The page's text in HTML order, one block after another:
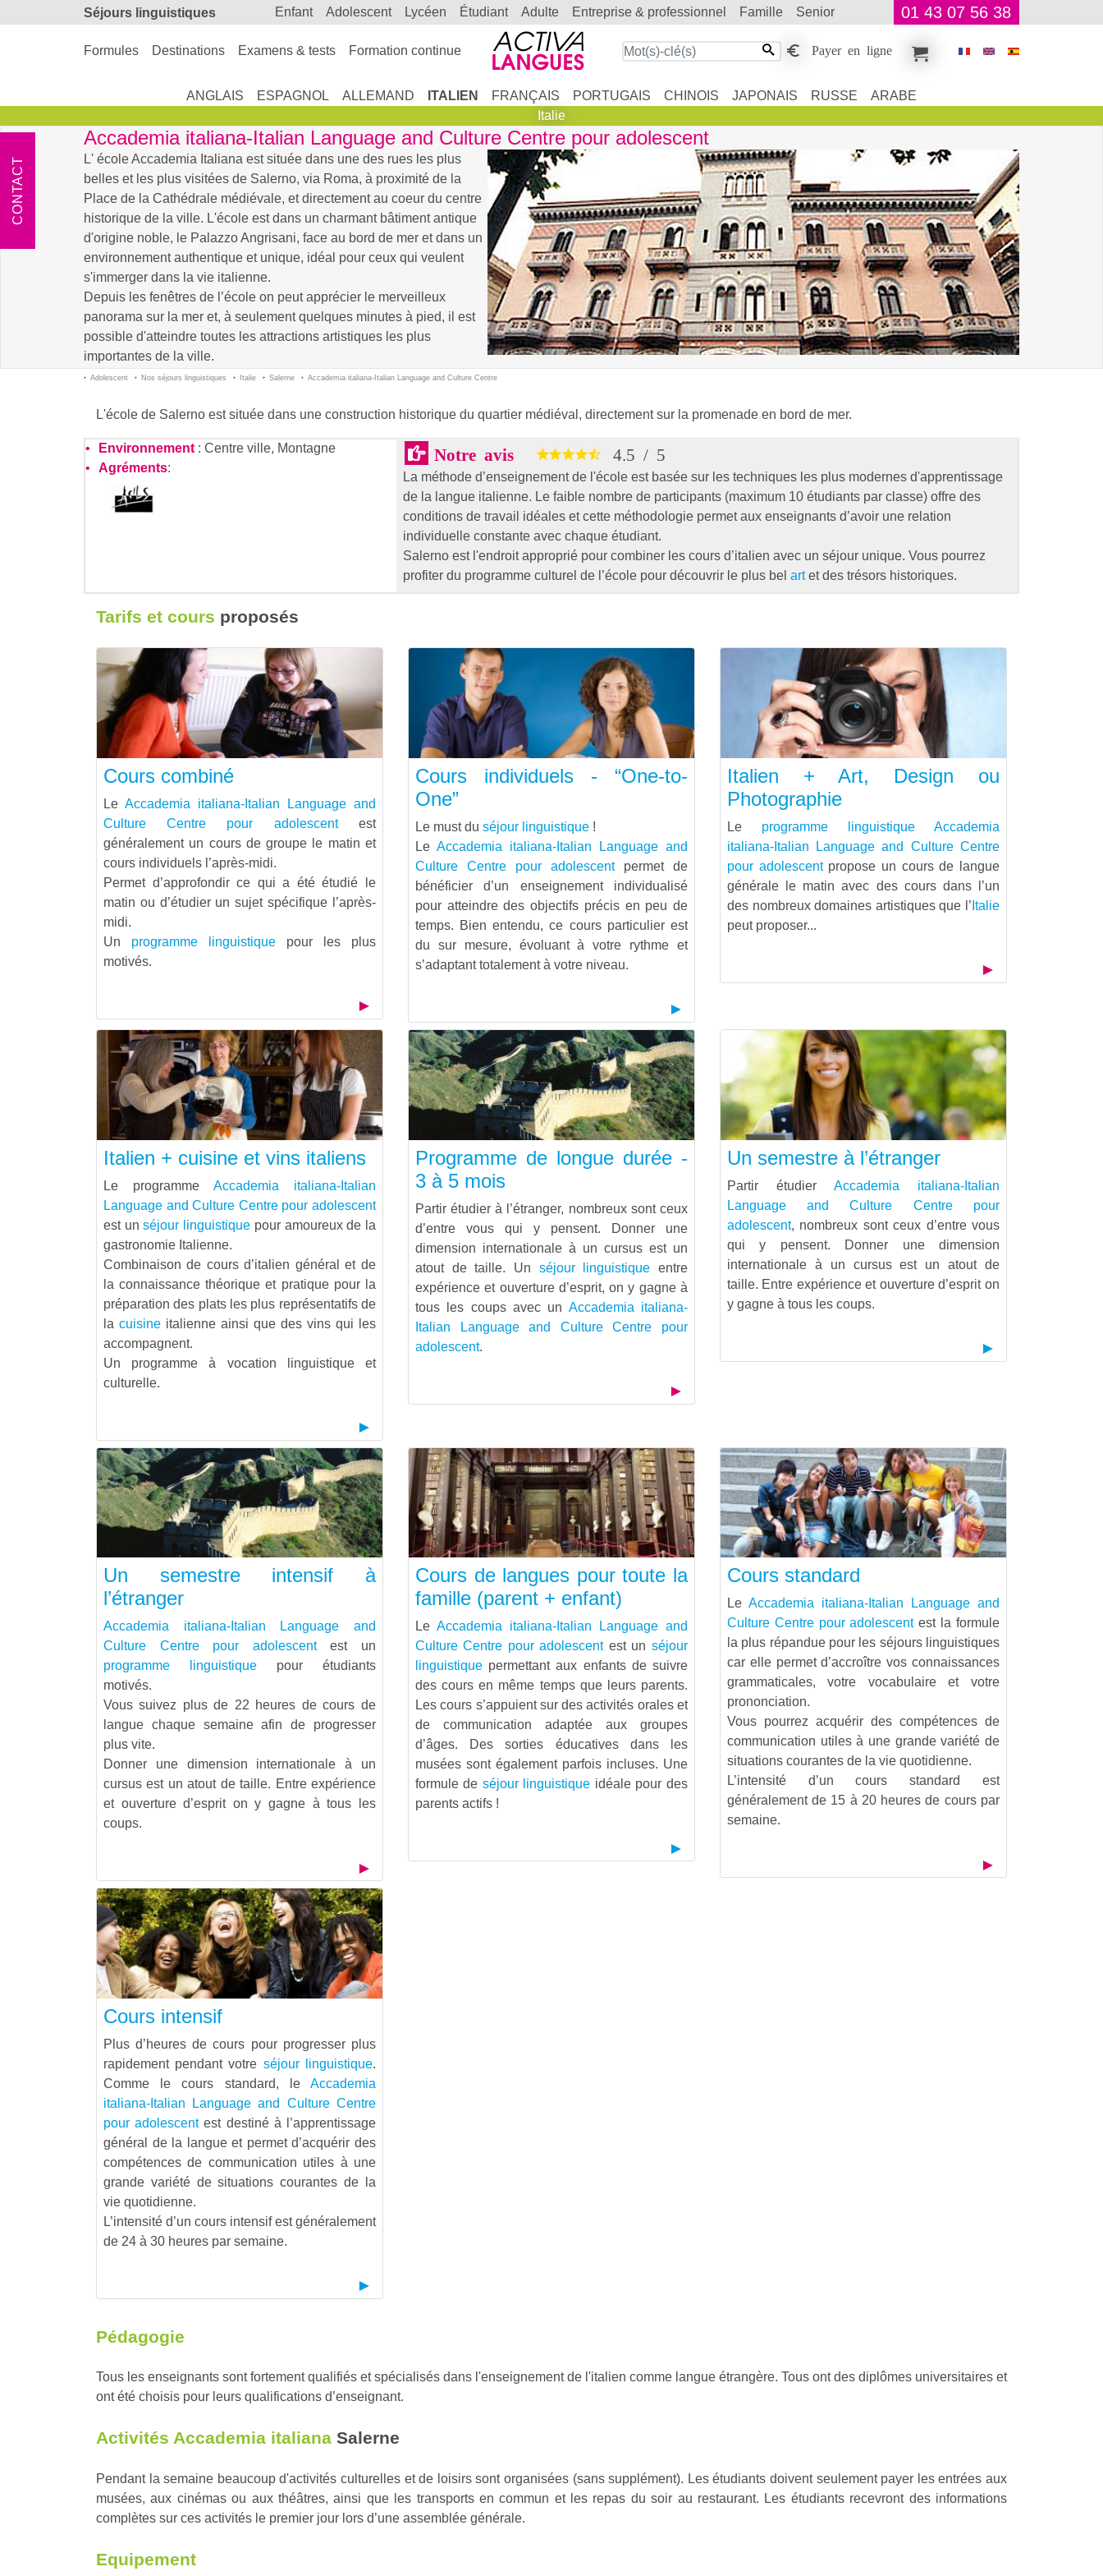
Séjours linguistiques enfant adolescent lycéen étudiant adulte entreprise & professionnel famille senior 01 43 07 56 38
Formules Destinations Examens & tests Formation continue Payer en ligne
ANGLAIS ESPAGNOL ALLEMAND ITALIEN FRANÇAIS PORTUGAIS CHINOIS JAPONAIS RUSSE
ARABE
Italie
Accademia italiana-Italian Language and Culture Centre pour adolescent
L' école Accademia Italiana est située dans une des rues les plus
belles et les plus visitées de Salerno, via Roma, à proximité de la
Place de la Cathédrale médiévale, et directement au coeur du centre
historique de la ville. L'école est dans un charmant bâtiment antique
d'origine noble, le Palazzo Angrisani, face au bord de mer et dans un
environnement authentique et unique, idéal pour ceux qui veulent
s'immerger dans la vie italienne.
Depuis les fenêtres de l’école on peut apprécier le merveilleux
panorama sur la mer et, à seulement quelques minutes à pied, il est
possible d'atteindre toutes les attractions artistiques les plus
importantes de la ville.
Adolescent Nos séjours linguistiques Italie Salerne Accademia italiana-Italian Language and Culture Centre
L'école de Salerno est située dans une construction historique du quartier médiéval, directement sur la promenade en bord de mer.
Environnement: Centre ville, Montagne
Agréments:
Notre avis 4.5 / 5
La méthode d’enseignement de l'école est basée sur les techniques les plus modernes d'apprentissage
de la langue italienne. Le faible nombre de participants (maximum 10 étudiants par classe) offre des
conditions de travail idéales et cette méthodologie permet aux enseignants d’avoir une relation
individuelle constante avec chaque étudiant.
Salerno est l'endroit approprié pour combiner les cours d’italien avec un séjour unique. Vous pourrez
profiter du programme culturel de l’école pour découvrir le plus bel artet des trésors historiques.
Tarifs et cours proposés
Cours combiné
Le Accademia italiana-Italian Language and
Culture Centre pour adolescentest
généralement un cours de groupe le matin et
cours individuels l’après-midi.
Permet d’approfondir ce qui a été étudié le
matin ou d’étudier un sujet spécifique l’après-
midi.
Un programme linguistique pour les plus
motivés.
Cours individuels - “One-to-
One”
Le must du séjour linguistique!
Le Accademia italiana-Italian Language and
Culture Centre pour adolescentpermet de
bénéficier d’un enseignement individualisé
pour atteindre des objectifs précis en peu de
temps. Bien entendu, ce cours particulier est
du sur mesure, évoluant à votre rythme et
s’adaptant totalement à votre niveau.
Italien + Art, Design ou
Photographie
Le programme linguistique
Accademia
italiana-Italian Language and Culture Centre
pour adolescentpropose un cours de langue
générale le matin avec des cours dans l’un
des nombreux domaines artistiques que l’ Italie
peut proposer...
Italien + cuisine et vins italiens
Le programme Accademia italiana-Italian
Language and Culture Centre pour adolescent
est unséjour linguistique pour amoureux de la
gastronomie Italienne.
Combinaison de cours d’italien général et de
la connaissance théorique et pratique pour la
préparation des plats les plus représentatifs de
la cuisine italienne ainsi que des vins qui les
accompagnent.
Un programme à vocation linguistique et
culturelle.
Programme de longue durée -
3 à 5 mois
Partir étudier à l’étranger, nombreux sont ceux
d’entre vous qui y pensent. Donner une
dimension internationale à un cursus est un
atout de taille. Un séjour linguistique entre
expérience et ouverture d’esprit, on y gagne à
tous les coups avec un Accademia italiana-
Italian Language and Culture Centre pour
adolescent.
Un semestre à l’étranger
Partir étudier Accademia italiana-Italian
Language and Culture Centre pour
adolescent, nombreux sont ceux d’entre vous
qui y pensent. Donner une dimension
internationale à un cursus est un atout de
taille. Entre expérience et ouverture d’esprit on
y gagne à tous les coups.
Un semestre intensif à
l’étranger
Accademia italiana-Italian Language and
Culture Centre pour adolescentest un
programme linguistique pour étudiants
motivés.
Vous suivez plus de 22 heures de cours de
langue chaque semaine afin de progresser
plus vite.
Donner une dimension internationale à un
cursus est un atout de taille. Entre expérience
et ouverture d’esprit on y gagne à tous les
coups.
Cours de langues pour toute la
famille (parent + enfant)
Le Accademia italiana-Italian Language and
Culture Centre pour adolescentest un séjour
linguistiquepermettant aux enfants de suivre
des cours en même temps que leurs parents.
Les cours s’appuient sur des activités orales et
de communication adaptée aux groupes
d’âges. Des sorties éducatives dans les
musées sont également parfois incluses. Une
formule de séjour linguistique idéale pour des
parents actifs !
Cours standard
Le Accademia italiana-Italian Language and
Culture Centre pour adolescentest la formule
la plus répandue pour les séjours linguistiques
car elle permet d’accroître vos connaissances
grammaticales, votre vocabulaire et votre
prononciation.
Vous pourrez acquérir des compétences de
communication utiles à une grande variété de
situations courantes de la vie quotidienne.
L’intensité d’un cours standard est
généralement de 15 à 20 heures de cours par
semaine.
Cours intensif
Plus d’heures de cours pour progresser plus
rapidement pendant votre séjour linguistique.
Comme le cours standard, le Accademia
italiana-Italian Language and Culture Centre
pour adolescentest destiné à l’apprentissage
général de la langue et permet d’acquérir des
compétences de communication utiles à une
grande variété de situations courantes de la
vie quotidienne.
L’intensité d’un cours intensif est généralement
de 24 à 30 heures par semaine.
Pédagogie
Tous les enseignants sont fortement qualifiés et spécialisés dans l'enseignement de l'italien comme langue étrangère. Tous ont des diplômes universitaires et
ont été choisis pour leurs qualifications d’enseignant.
Activités Accademia italiana Salerne
Pendant la semaine beaucoup d'activités culturelles et de loisirs sont organisées (sans supplément). Les étudiants doivent seulement payer les entrées aux
musées, aux cinémas ou aux théâtres, ainsi que les transports en commun et les repas du soir au restaurant. Les étudiants recevront des informations
complètes sur ces activités le premier jour lors d’une assemblée générale.
Equipement
CONTACT